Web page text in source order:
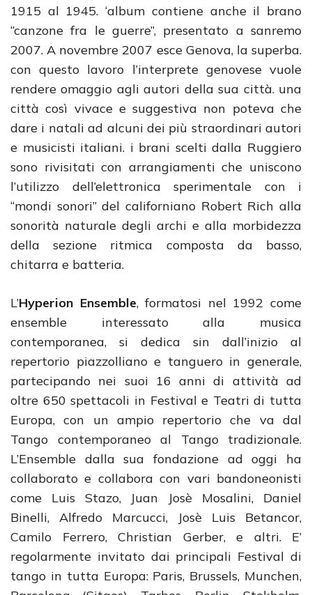
1915 al 1945. ‘album contiene anche il brano
“canzone fra le guerre”, presentato a sanremo
2007. A novembre 2007 esce Genova, la superba.
con questo lavoro l’interprete genovese vuole
rendere omaggio agli autori della sua città. una
città così vivace e suggestiva non poteva che
dare i natali ad alcuni dei più straordinari autori
e musicisti italiani. i brani scelti dalla Ruggiero
sono rivisitati con arrangiamenti che uniscono
l’utilizzo dell’elettronica sperimentale con i
“mondi sonori” del californiano Robert Rich alla
sonorità naturale degli archi e alla morbidezza
della sezione ritmica composta da basso,
chitarra e batteria.
L’Hyperion Ensemble, formatosi nel 1992 come
ensemble interessato alla musica
contemporanea, si dedica sin dall’inizio al
repertorio piazzolliano e tanguero in generale,
partecipando nei suoi 16 anni di attività ad
oltre 650 spettacoli in Festival e Teatri di tutta
Europa, con un ampio repertorio che va dal
Tango contemporaneo al Tango tradizionale.
L’Ensemble dalla sua fondazione ad oggi ha
collaborato e collabora con vari bandoneonisti
come Luis Stazo, Juan Josè Mosalini, Daniel
Binelli, Alfredo Marcucci, Josè Luis Betancor,
Camilo Ferrero, Christian Gerber, e altri. E’
regolarmente invitato dai principali Festival di
tango in tutta Europa: Paris, Brussels, Munchen,